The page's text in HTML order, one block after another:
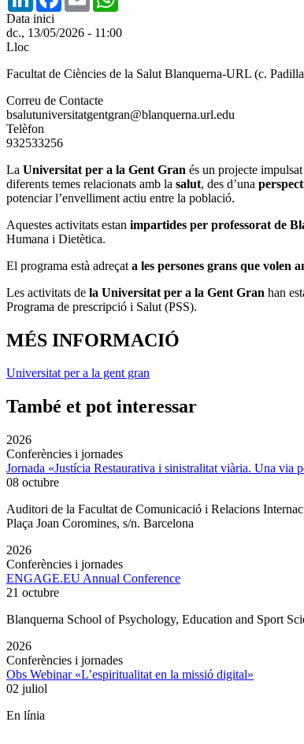
Data inici
dc., 13/05/2026 - 11:00
Lloc
Facultat de Ciències de la Salut Blanquerna-URL (c.
Correu de Contacte
bsalutuniversitatgentgran@blanquerna.url.edu
Telèfon
932533256
La Universitat per a la Gent Gran és un projecte
diferents temes relacionats amb la salut, des d’una
potenciar l’envelliment actiu entre la població.
Aquestes activitats estan impartides per professorat de
Humana i Dietètica.
El programa està adreçat a les persones grans que volen
Les activitats de la Universitat per a la Gent Gran han
Programa de prescripció i Salut (PSS).
MÉS INFORMACIÓ
Universitat per a la gent gran
També et pot interessar
2026
Conferències i jornades
Jornada «Justícia Restaurativa i sinistralitat viària. Una via
08 octubre
Auditori de la Facultat de Comunicació i Relacions
Plaça Joan Coromines, s/n. Barcelona
2026
Conferències i jornades
ENGAGE.EU Annual Conference
21 octubre
Blanquerna School of Psychology, Education and Sport
2026
Conferències i jornades
Obs Webinar «L’espiritualitat en la missió digital»
02 juliol
En línia